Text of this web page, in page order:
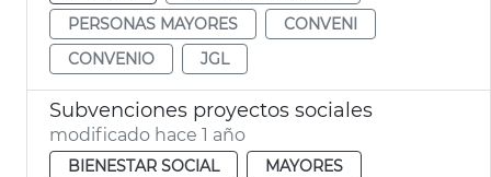
PERSONAS MAYORES
CONVENI
CONVENIO
JGL
Subvenciones proyectos sociales
modificado hace 1 año
BIENESTAR SOCIAL
MAYORES